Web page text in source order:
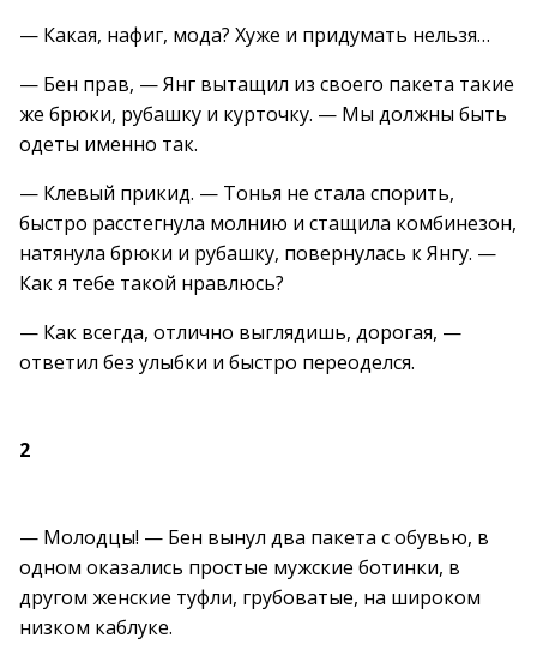
— Какая, нафиг, мода? Хуже и придумать нельзя…
— Бен прав, — Янг вытащил из своего пакета такие
же брюки, рубашку и курточку. — Мы должны быть
одеты именно так.
— Клевый прикид. — Тонья не стала спорить,
быстро расстегнула молнию и стащила комбинезон,
натянула брюки и рубашку, повернулась к Янгу. —
Как я тебе такой нравлюсь?
— Как всегда, отлично выглядишь, дорогая, —
ответил без улыбки и быстро переоделся.
2
— Молодцы! — Бен вынул два пакета с обувью, в
одном оказались простые мужские ботинки, в
другом женские туфли, грубоватые, на широком
низком каблуке.